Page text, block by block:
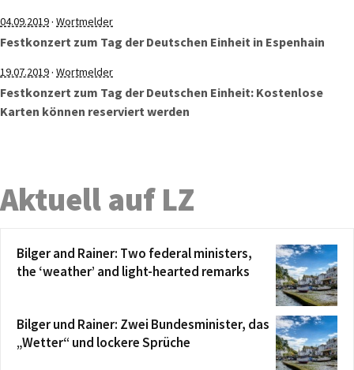
04.09.2019· Wortmelder
Festkonzert zum Tag der Deutschen Einheit in Espenhain
19.07.2019· Wortmelder
Festkonzert zum Tag der Deutschen Einheit: Kostenlose
Karten können reserviert werden
Aktuell auf LZ
Bilger and Rainer: Two federal ministers,
the ‘weather’ and light-hearted remarks
Bilger und Rainer: Zwei Bundesminister, das
„Wetter“ und lockere Sprüche